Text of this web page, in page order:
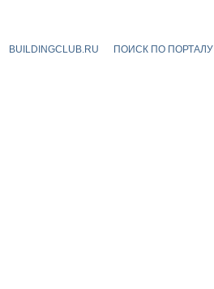
BUILDINGCLUB.RU ПОИСК ПО ПОРТАЛУ